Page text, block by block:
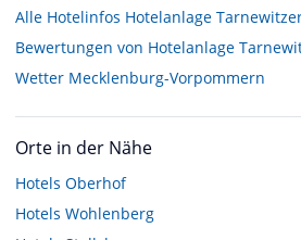
Alle Hotelinfos Hotelanlage
Bewertungen von Hotelanlage
Wetter Mecklenburg-Vorpommern
Orte in der Nähe
Hotels Oberhof
Hotels Wohlenberg